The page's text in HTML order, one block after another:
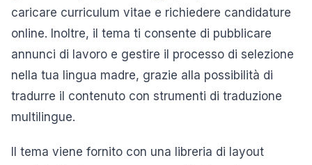
caricare curriculum vitae e richiedere candidature
online. Inoltre, il tema ti consente di pubblicare
annunci di lavoro e gestire il processo di selezione
nella tua lingua madre, grazie alla possibilità di
tradurre il contenuto con strumenti di traduzione
multilingue.
Il tema viene fornito con una libreria di layout